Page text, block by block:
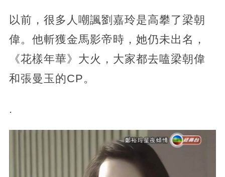
以前，很多人嘲諷劉嘉玲是高攀了梁朝
偉。他斬獲金馬影帝時，她仍未出名，
《花樣年華》大火，大家都去嗑梁朝偉
和張曼玉的CP。
.